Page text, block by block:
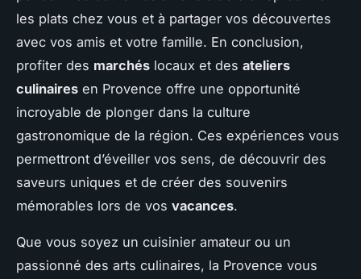
les plats chez vous et à partager vos découvertes
avec vos amis et votre famille. En conclusion,
profiter des marchés locaux et des ateliers
culinaires en Provence offre une opportunité
incroyable de plonger dans la culture
gastronomique de la région. Ces expériences vous
permettront d’éveiller vos sens, de découvrir des
saveurs uniques et de créer des souvenirs
mémorables lors de vos vacances.
Que vous soyez un cuisinier amateur ou un
passionné des arts culinaires, la Provence vous